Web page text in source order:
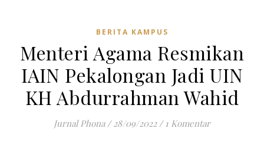
BERITA KAMPUS
Menteri Agama Resmikan
IAIN Pekalongan Jadi UIN
KH Abdurrahman Wahid
Jurnal Phona / 28/09/2022 / 1 Komentar